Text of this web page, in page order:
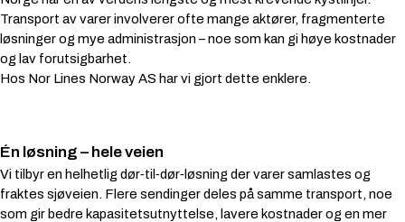
Transport av varer involverer ofte mange aktører, fragmenterte
løsninger og mye administrasjon – noe som kan gi høye kostnader
og lav forutsigbarhet.
Hos Nor Lines Norway AS har vi gjort dette enklere.
Én løsning – hele veien
Vi tilbyr en helhetlig dør‑til‑dør‑løsning der varer samlastes og
fraktes sjøveien. Flere sendinger deles på samme transport, noe
som gir bedre kapasitetsutnyttelse, lavere kostnader og en mer